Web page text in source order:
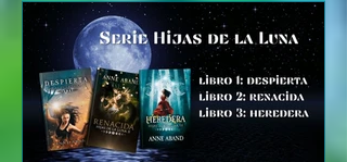
una nueva misión con un aprendiz, Kai,
pero algo hay en él que no encaja y en
la misión tampoco. ¿Conseguirá
hacerse con el libro de los hermanos
Grimm? ¿Serán ciertos los rumores
que corren sobre el Orden y el Caos?